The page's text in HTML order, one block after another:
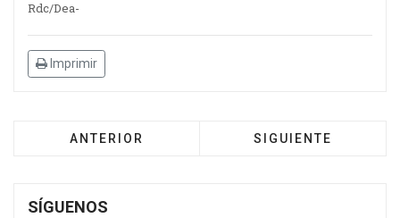
Rdc/Dea-
Imprimir
ANTERIOR SIGUIENTE
SÍGUENOS